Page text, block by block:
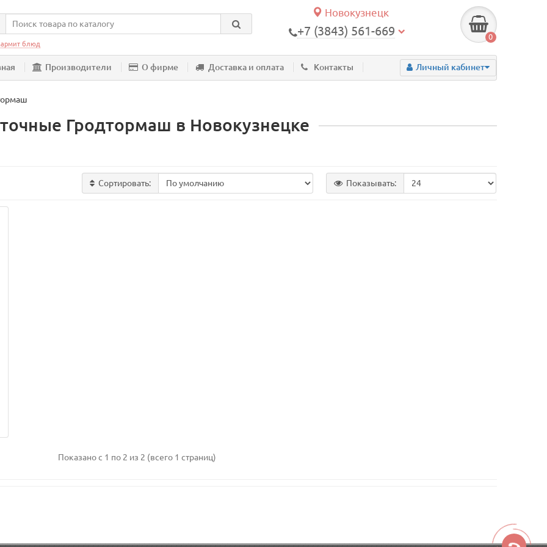
Новокузнецк
+7 (3843) 561-669 0
блюд
Производители О фирме Доставка и оплата Контакты Личный кабинет
Гродтормаш в Новокузнецке
Сортировать: Показывать:
Показано с 1 по 2 из 2 (всего 1 страниц)